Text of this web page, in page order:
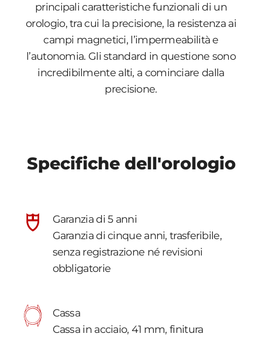
principali caratteristiche funzionali di un
orologio, tra cui la precisione, la resistenza ai
campi magnetici, l’impermeabilità e
l’autonomia. Gli standard in questione sono
incredibilmente alti, a cominciare dalla
precisione.
Specifiche dell'orologio
Garanzia di 5 anni
Garanzia di cinque anni, trasferibile,
senza registrazione né revisioni
obbligatorie
Cassa
Cassa in acciaio, 41 mm, finitura